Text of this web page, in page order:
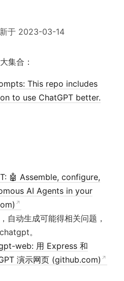
于 2023-03-14
集合：
This repo includes
to use ChatGPT better.
🤖 Assemble, configure,
AI Agents in your
自动生成可能得相关问题，
。
web: 用 Express 和
演示网页 (github.com)